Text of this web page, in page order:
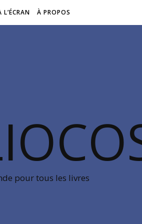
L’ÉCRAN À PROPOS
pour tous les livres